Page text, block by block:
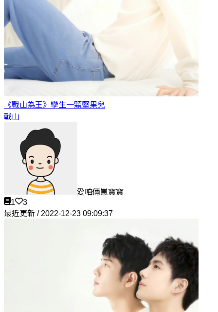
《戰山為王》孿生一顆堅果兒
戰山
愛咱倆崽寶寶
1
3
最近更新 / 2022-12-23 09:09:37